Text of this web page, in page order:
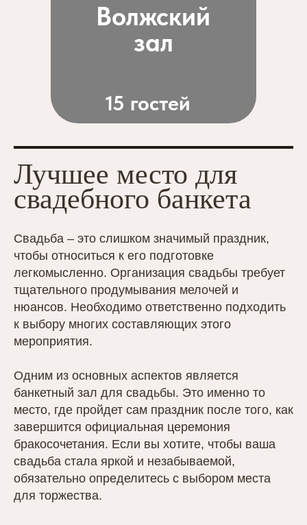
Волжский
зал
15 гостей
Лучшее место для
свадебного банкета
Свадьба – это слишком значимый праздник,
чтобы относиться к его подготовке
легкомысленно. Организация свадьбы требует
тщательного продумывания мелочей и
нюансов. Необходимо ответственно подходить
к выбору многих составляющих этого
мероприятия.
Одним из основных аспектов является
банкетный зал для свадьбы. Это именно то
место, где пройдет сам праздник после того, как
завершится официальная церемония
бракосочетания. Если вы хотите, чтобы ваша
свадьба стала яркой и незабываемой,
обязательно определитесь с выбором места
для торжества.